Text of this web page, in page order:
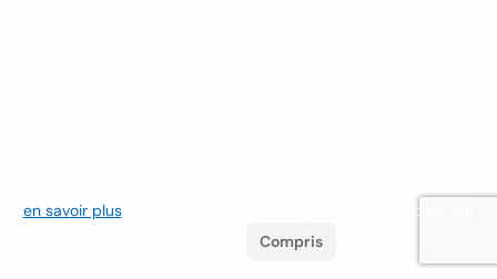
en savoir plus. Si vous continuez à naviguer, vous acceptez leur
Compris